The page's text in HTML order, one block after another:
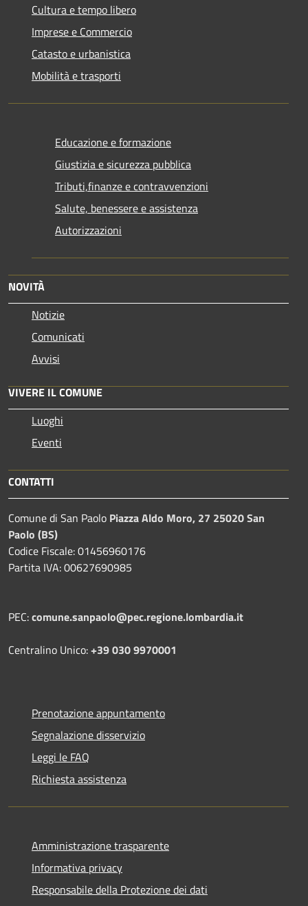
Cultura e tempo libero
Imprese e Commercio
Catasto e urbanistica
Mobilità e trasporti
Educazione e formazione
Giustizia e sicurezza pubblica
Tributi,finanze e contravvenzioni
Salute, benessere e assistenza
Autorizzazioni
NOVITÀ
Notizie
Comunicati
Avvisi
VIVERE IL COMUNE
Luoghi
Eventi
CONTATTI
Comune di San Paolo Piazza Aldo Moro, 27 25020 San
Paolo (BS)
Codice Fiscale: 01456960176
Partita IVA: 00627690985
PEC:comune.sanpaolo@pec.regione.lombardia.it
Centralino Unico:+39 030 9970001
Prenotazione appuntamento
Segnalazione disservizio
Leggi le FAQ
Richiesta assistenza
Amministrazione trasparente
Informativa privacy
Responsabile della Protezione dei dati